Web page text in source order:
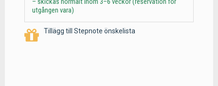
utgången vara)
Tillägg till Stepnote önskelista